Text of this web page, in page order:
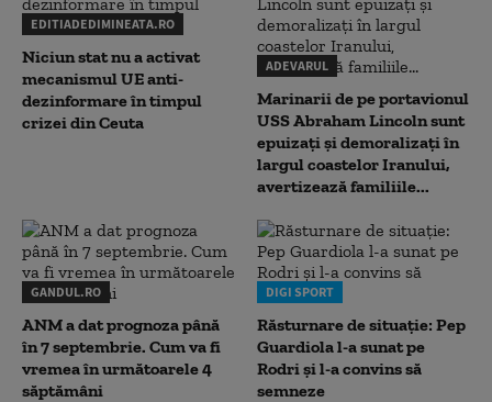
EDITIADEDIMINEATA.RO
Niciun stat nu a activat
mecanismul UE anti-
dezinformare în timpul
crizei din Ceuta
ADEVARUL
Marinarii de pe portavionul
USS Abraham Lincoln sunt
epuizați și demoralizați în
largul coastelor Iranului,
avertizează familiile...
GANDUL.RO
ANM a dat prognoza până
în 7 septembrie. Cum va fi
vremea în următoarele 4
săptămâni
DIGI SPORT
Răsturnare de situație: Pep
Guardiola l-a sunat pe
Rodri și l-a convins să
semneze